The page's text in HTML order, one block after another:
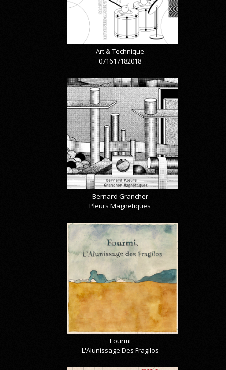
Art & Technique
071617182018
Bernard Grancher
Pleurs Magnetiques
Fourmi
L'Alunissage Des Fragilos